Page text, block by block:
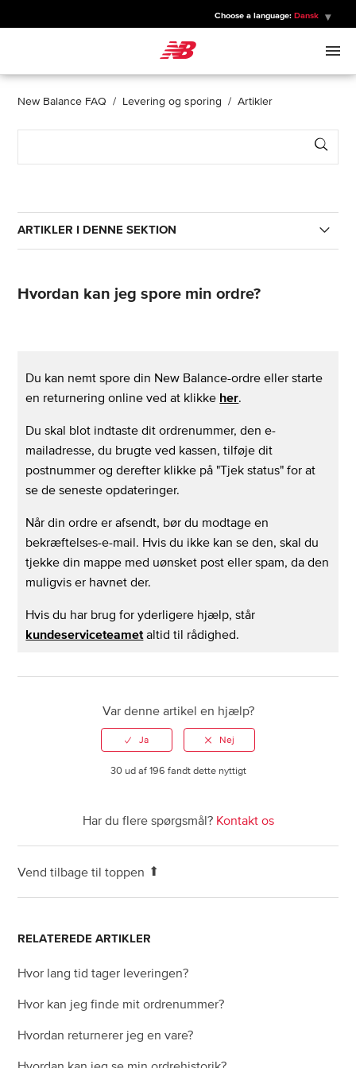
Choose a language: Dansk
MÆND
SPORTS
New Balance FAQ Levering og sporing Artikler
ARTIKLER I DENNE SEKTION
Kun en del af min ordre blev leveret. Hvad skal jeg
Kan jeg sende til flere adresser?
Jeg har modtaget den forkerte vare, hvad gør jeg?
Kan jeg ændre eller tilpasse min ordre?
Hvordan finder jeg det nærmeste UPS-
UPS-leveringsoplysninger
Hvordan kan jeg spore min ordre?
Du kan nemt spore din New Balance-ordre eller starte
en returnering online ved at klikke her.
Du skal blot indtaste dit ordrenummer, den e-
mailadresse, du brugte ved kassen, tilføje dit
postnummer og derefter klikke på "Tjek status" for at
se de seneste opdateringer.
Når din ordre er afsendt, bør du modtage en
bekræftelses-e-mail. Hvis du ikke kan se den, skal du
tjekke din mappe med uønsket post eller spam, da den
muligvis er havnet der.
Hvis du har brug for yderligere hjælp, står
kundeserviceteamet altid til rådighed.
Var denne artikel en hjælp?
30 ud af 196 fandt dette nyttigt
Har du flere spørgsmål? Kontakt os
Vend tilbage til toppen
RELATEREDE ARTIKLER
Hvor lang tid tager leveringen?
Hvor kan jeg finde mit ordrenummer?
Hvordan returnerer jeg en vare?